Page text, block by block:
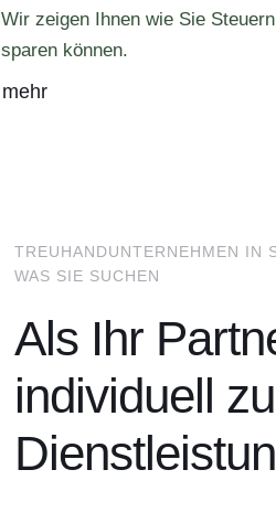
Wir zeigen Ihnen wie Sie Steuern
sparen können.
mehr
TREUHANDUNTERNEHMEN IN
WAS SIE SUCHEN
Als Ihr
individuell